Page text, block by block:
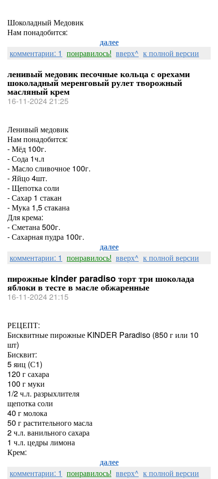
Шоколадный Медовик
Нам понадобится:
далее
комментарии: 1 понравилось! вверх^ к полной версии
ленивый медовик песочные кольца с орехами
шоколадный меренговый рулет творожный
масляный крем
16-11-2024 21:25
Ленивый медовик
Нам понадобится:
- Мёд 100г.
- Сода 1ч.л
- Масло сливочное 100г.
- Яйцо 4шт.
- Щепотка соли
- Сахар 1 стакан
- Мука 1,5 стакана
Для крема:
- Сметана 500г.
- Сахарная пудра 100г.
далее
комментарии: 1 понравилось! вверх^ к полной версии
пирожные kinder paradiso торт три шоколада
яблоки в тесте в масле обжаренные
16-11-2024 21:15
РЕЦЕПТ:
Бисквитные пирожные KINDER Paradiso (850 г или 10
шт)
Бисквит:
5 яиц (С1)
120 г сахара
100 г муки
1/2 ч.л. разрыхлителя
щепотка соли
40 г молока
50 г растительного масла
2 ч.л. ванильного сахара
1 ч.л. цедры лимона
Крем:
далее
комментарии: 1 понравилось! вверх^ к полной версии